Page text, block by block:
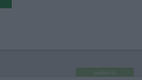
pubblicità